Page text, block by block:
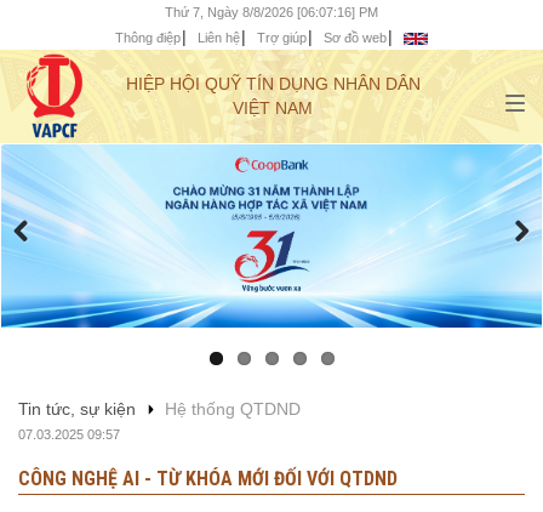
Thứ 7, Ngày 8/8/2026 [06:07:17] PM
Thông điệp
Liên hệ Trợ giúp Sơ đồ web
HIỆP HỘI QUỸ TÍN DỤNG NHÂN DÂN
VIỆT NAM
Tin tức, sự kiện Hệ thống QTDND
07.03.2025 09:57
CÔNG NGHỆ AI - TỪ KHÓA MỚI ĐỐI VỚI QTDND